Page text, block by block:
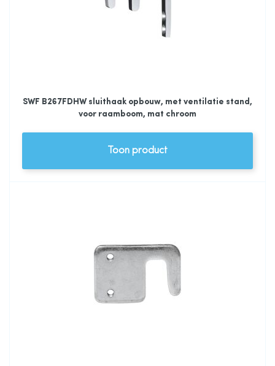
SWF B267FDHW sluithaak opbouw, met ventilatie stand,
voor raamboom, mat chroom
Toon product